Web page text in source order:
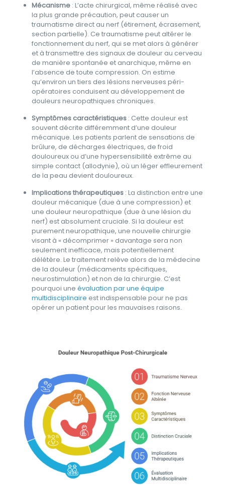
Mécanisme : L’acte chirurgical, même réalisé avec
la plus grande précaution, peut causer un
traumatisme direct au nerf (étirement, écrasement,
section partielle). Ce traumatisme peut altérer le
fonctionnement du nerf, qui se met alors à générer
et à transmettre des signaux de douleur au cerveau
de manière spontanée et anarchique, même en
l’absence de toute compression. On estime
qu’environ un tiers des lésions nerveuses péri-
opératoires conduisent au développement de
douleurs neuropathiques chroniques.
Symptômes caractéristiques : Cette douleur est
souvent décrite différemment d’une douleur
mécanique. Les patients parlent de sensations de
brûlure, de décharges électriques, de froid
douloureux ou d’une hypersensibilité extrême au
simple contact (allodynie), où un léger effleurement
de la peau devient douloureux.
Implications thérapeutiques : La distinction entre une
douleur mécanique (due à une compression) et
une douleur neuropathique (due à une lésion du
nerf) est absolument cruciale. Si la douleur est
purement neuropathique, une nouvelle chirurgie
visant à « décomprimer » davantage sera non
seulement inefficace, mais potentiellement
délétère. Le traitement relève alors de la médecine
de la douleur (médicaments spécifiques,
neurostimulation) et non de la chirurgie. C’est
pourquoi une évaluation par une équipe
multidisciplinaire est indispensable pour ne pas
opérer un patient pour les mauvaises raisons.